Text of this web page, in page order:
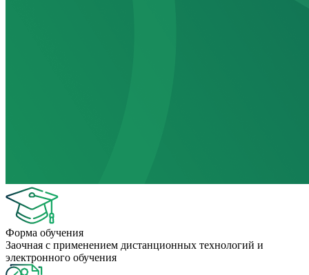
Форма обучения
Заочная с применением дистанционных технологий и
электронного обучения